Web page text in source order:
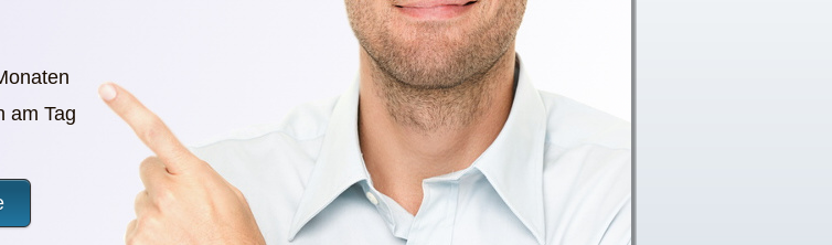
am Tag